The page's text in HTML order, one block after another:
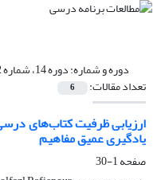
دوره و شماره:دوره 14، شماره 52، بهار 1398، صفحه 1-184
تعداد مقالات: 6
ارزیابی ظرفیت کتاب‌های
یادگیری عمیق مفاهیم
صفحه1-30